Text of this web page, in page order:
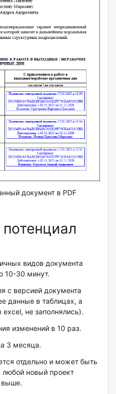
документ в PDF
видов документа
10-30 минут.
с версией документа
данные в таблицах, а
не заполнялись).
изменений в 10 раз.
3 месяца.
отдельно и может быть
любой новый проект
выше.